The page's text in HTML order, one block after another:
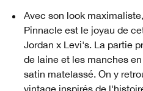
Avec son look
Pinnacle est le joyau de
Jordan x Levi's. La partie
de laine et les manches
satin matelassé. On y
vintage inspirés de